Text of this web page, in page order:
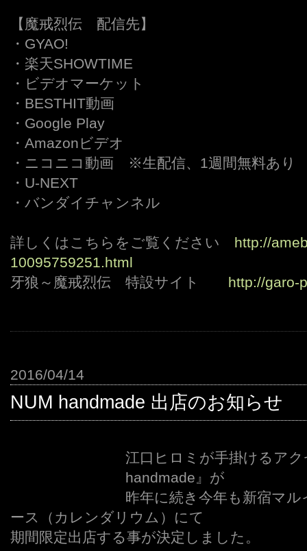
【魔戒烈伝 配信先】
・GYAO!
・楽天SHOWTIME
・ビデオマーケット
・BESTHIT動画
・Google Play
・Amazonビデオ
・ニコニコ動画 ※生配信、1週間無料あり
・U-NEXT
・バンダイチャンネル
詳しくはこちらをご覧ください http://
10095759251.html
牙狼～魔戒烈伝 特設サイト http://garo-
2016/04/14
NUM handmade 出店のお知らせ
江口ヒロミが手掛けるア
handmade』が
昨年に続き今年も新宿マ
ース（カレンダリウム）にて
期間限定出店する事が決定しました。